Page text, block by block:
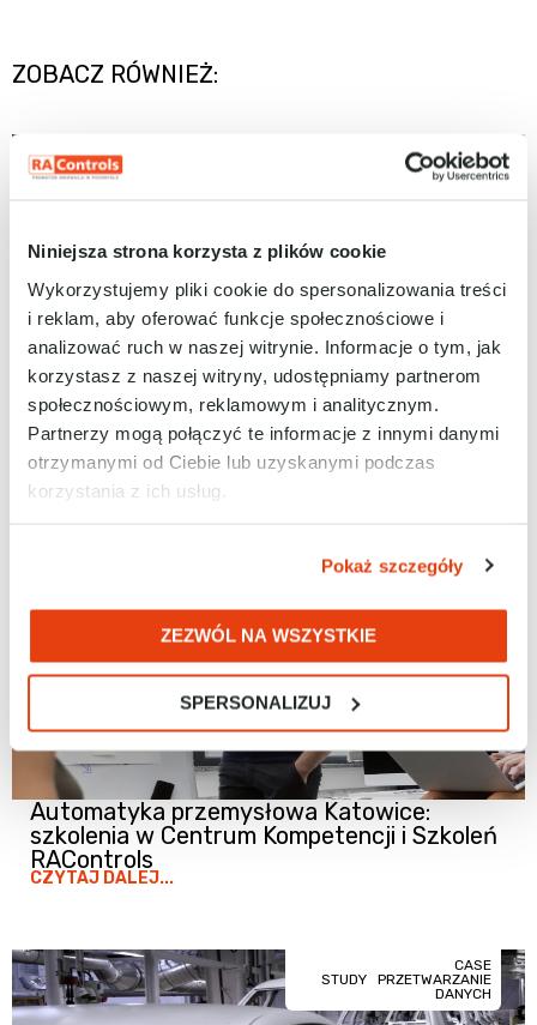
Niniejsza strona korzysta z plików cookie
Wykorzystujemy pliki cookie do spersonalizowania treści
i reklam, aby oferować funkcje społecznościowe i
analizować ruch w naszej witrynie. Informacje o tym, jak
korzystasz z naszej witryny, udostępniamy partnerom
społecznościowym, reklamowym i analitycznym.
Partnerzy mogą połączyć te informacje z innymi danymi
otrzymanymi od Ciebie lub uzyskanymi podczas
korzystania z ich usług.
Pokaż szczegóły
ZEZWÓL NA WSZYSTKIE
SPERSONALIZUJ
ZOBACZ RÓWNIEŻ:
Arena Simulation: kompleksowe narzędzie
dla biur projektowych
ARTYKUŁY
CZYTAJ DALEJ...
Automatyka przemysłowa Katowice:
szkolenia w Centrum Kompetencji i Szkoleń
RAControls
ARTYKUŁY
CZYTAJ DALEJ...
CASE
STUDY
PRZETWARZANIE
DANYCH